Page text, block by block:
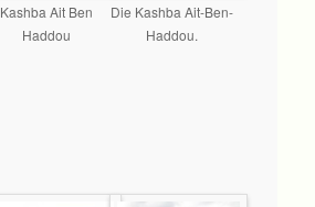
Kashba Ait Ben
Haddou
Die Kashba Ait-Ben-
Haddou.